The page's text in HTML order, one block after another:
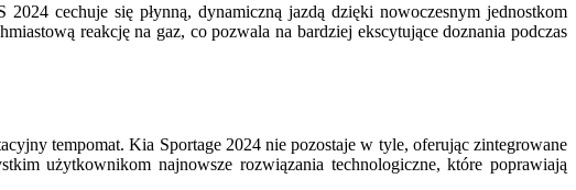
cechuje się płynną, dynamiczną jazdą dzięki nowoczesnym jednostkom
reakcję na gaz, co pozwala na bardziej ekscytujące doznania podczas
tempomat. Kia Sportage 2024 nie pozostaje w tyle, oferując zintegrowane
użytkownikom najnowsze rozwiązania technologiczne, które poprawiają